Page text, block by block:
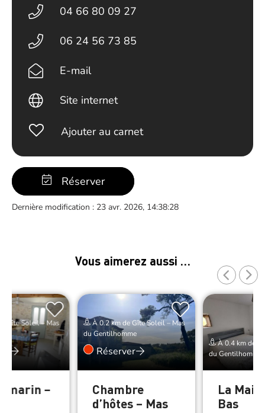
04 66 80 09 27
06 24 56 73 85
E-mail
Site internet
Ajouter au carnet
Réserver
Dernière modification : 23 avr. 2026, 14:38:28
Vous aimerez aussi …
Gîte Soleil – Mas
–
À 0.2 km de Gîte Soleil – Mas
du Gentilhomme
Réserver
Chambre
d’hôtes – Mas
À 0.4 km de
du Gentilhomme
La
Bas